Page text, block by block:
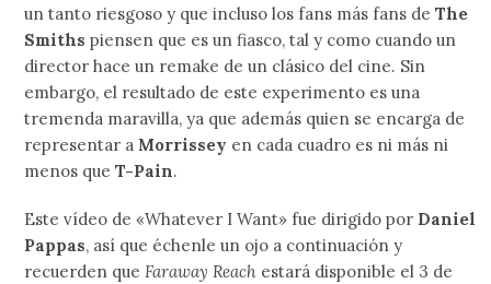
un tanto riesgoso y que incluso los fans más fans de The
Smiths piensen que es un fiasco, tal y como cuando un
director hace un remake de un clásico del cine. Sin
embargo, el resultado de este experimento es una
tremenda maravilla, ya que además quien se encarga de
representar a Morrissey en cada cuadro es ni más ni
menos queT-Pain.
Este vídeo de «Whatever I Want» fue dirigido por Daniel
Pappas, así que échenle un ojo a continuación y
recuerden queFaraway Reach estará disponible el 3 de